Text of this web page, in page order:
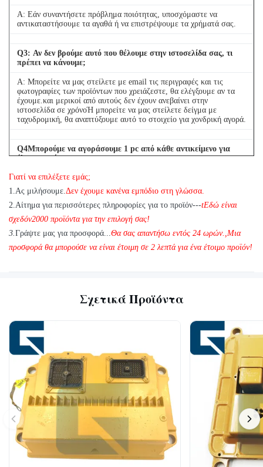
Α: Εάν συναντήσετε πρόβλημα ποιότητας, υποσχόμαστε να
αντικαταστήσουμε τα αγαθά ή να επιστρέψουμε τα χρήματά σας.
Q3: Αν δεν βρούμε αυτό που θέλουμε στην ιστοσελίδα σας, τι
πρέπει να κάνουμε;
Α: Μπορείτε να μας στείλετε με email τις περιγραφές και τις
φωτογραφίες των προϊόντων που χρειάζεστε, θα ελέγξουμε αν τα
έχουμε.και μερικοί από αυτούς δεν έχουν ανεβαίνει στην
ιστοσελίδα σε χρόνοΉ μπορείτε να μας στείλετε δείγμα με
ταχυδρομική, θα αναπτύξουμε αυτό το στοιχείο για χονδρική αγορά.
Q4Μπορούμε να αγοράσουμε 1 pc από κάθε αντικείμενο για
έλεγχο ποιότητας;
Α: Ναι, είμαστε στην ευχάριστη θέση να στείλουμε 1pc για δοκιμή
ποιότητας, αν έχουμε το στοιχείο που χρειάζεστε σε απόθεμα
Γιατί να επιλέξετε εμάς;
1.Ας μιλήσουμε.Δεν έχουμε κανένα εμπόδιο στη γλώσσα.
2.Αίτημα για περισσότερες πληροφορίες για το προϊόν---tΕδώ είναι
σχεδόν2000 προϊόντα για την επιλογή σας!
3.Γράψτε μας για προσφορά...Θα σας απαντήσω εντός 24 ωρών. ,Μια
προσφορά θα μπορούσε να είναι έτοιμη σε 2 λεπτά για ένα έτοιμο προϊόν!
Σχετικά Προϊόντα